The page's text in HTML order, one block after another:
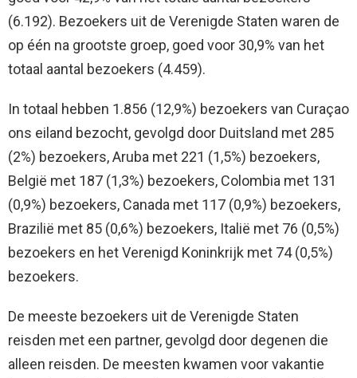
(6.192). Bezoekers uit de Verenigde Staten waren de
op één na grootste groep, goed voor 30,9% van het
totaal aantal bezoekers (4.459).
In totaal hebben 1.856 (12,9%) bezoekers van Curaçao
ons eiland bezocht, gevolgd door Duitsland met 285
(2%) bezoekers, Aruba met 221 (1,5%) bezoekers,
België met 187 (1,3%) bezoekers, Colombia met 131
(0,9%) bezoekers, Canada met 117 (0,9%) bezoekers,
Brazilië met 85 (0,6%) bezoekers, Italië met 76 (0,5%)
bezoekers en het Verenigd Koninkrijk met 74 (0,5%)
bezoekers.
De meeste bezoekers uit de Verenigde Staten
reisden met een partner, gevolgd door degenen die
alleen reisden. De meesten kwamen voor vakantie